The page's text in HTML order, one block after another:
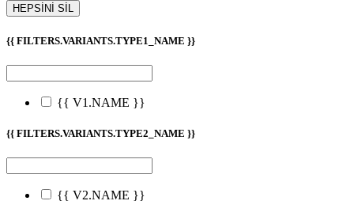
HEPSİNİ SİL
{{ FILTERS.VARIANTS.TYPE1_NAME }}
{{ V1.NAME }}
{{ FILTERS.VARIANTS.TYPE2_NAME }}
{{ V2.NAME }}